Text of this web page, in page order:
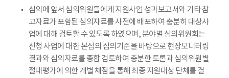
심의에 앞서 심의위원들에게 지원사업 성과보고서와 기타 참
고자료가 포함된 심의자료를 사전에 배포하여 충분히 대상사
업에 대해 검토할 수 있도록 하였으며, 분야별 심의위원회는
신청 사업에 대한 본심의 심의기준을 바탕으로 현장모니터링
결과와 심의자료를 종합 검토하여 충분한 토론과 심의위원별
절대평가에 의한 개별 채점을 통해 최종 지원대상 단체를 결